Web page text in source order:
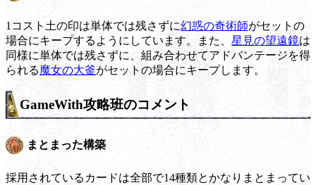
1コスト土の印は単体では残さずに幻惑の奇術師がセットの
場合にキープするようにしています。また、 星見の望遠鏡は
同様に単体では残さずに、組み合わせてアドバンテージを得
られる魔女の大釜がセットの場合にキープします。
GameWith攻略班のコメント
まとまった構築
採用されているカードは全部で14種類とかなりまとまってい